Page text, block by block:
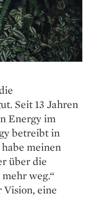
Seit 13 Jahren
Energy im
betreibt in
meinen
über die
weg.“
eine